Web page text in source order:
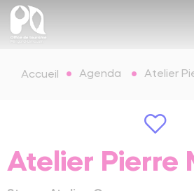
Accueil Agenda Atelier
Atelier Pierre